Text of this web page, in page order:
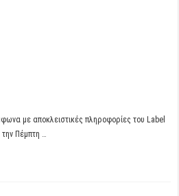
με αποκλειστικές πληροφορίες του Label
Πέμπτη …